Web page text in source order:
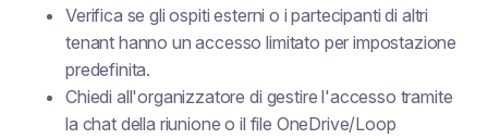
Verifica se gli ospiti esterni o i partecipanti di altri
tenant hanno un accesso limitato per impostazione
predefinita.
Chiedi all'organizzatore di gestire l'accesso tramite
la chat della riunione o il file OneDrive/Loop